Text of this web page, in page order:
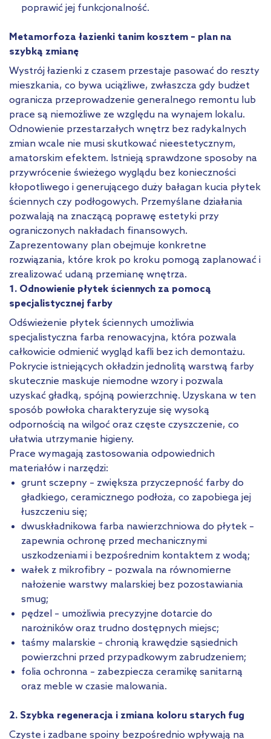
poprawić jej funkcjonalność.
Metamorfoza łazienki tanim kosztem – plan na
szybką zmianę
Wystrój łazienki z czasem przestaje pasować do reszty
mieszkania, co bywa uciążliwe, zwłaszcza gdy budżet
ogranicza przeprowadzenie generalnego remontu lub
prace są niemożliwe ze względu na wynajem lokalu.
Odnowienie przestarzałych wnętrz bez radykalnych
zmian wcale nie musi skutkować nieestetycznym,
amatorskim efektem. Istnieją sprawdzone sposoby na
przywrócenie świeżego wyglądu bez konieczności
kłopotliwego i generującego duży bałagan kucia płytek
ściennych czy podłogowych. Przemyślane działania
pozwalają na znaczącą poprawę estetyki przy
ograniczonych nakładach finansowych.
Zaprezentowany plan obejmuje konkretne
rozwiązania, które krok po kroku pomogą zaplanować i
zrealizować udaną przemianę wnętrza.
1. Odnowienie płytek ściennych za pomocą
specjalistycznej farby
Odświeżenie płytek ściennych umożliwia
specjalistyczna farba renowacyjna, która pozwala
całkowicie odmienić wygląd kafli bez ich demontażu.
Pokrycie istniejących okładzin jednolitą warstwą farby
skutecznie maskuje niemodne wzory i pozwala
uzyskać gładką, spójną powierzchnię. Uzyskana w ten
sposób powłoka charakteryzuje się wysoką
odpornością na wilgoć oraz częste czyszczenie, co
ułatwia utrzymanie higieny.
Prace wymagają zastosowania odpowiednich
materiałów i narzędzi:
grunt sczepny – zwiększa przyczepność farby do
gładkiego, ceramicznego podłoża, co zapobiega jej
łuszczeniu się;
dwuskładnikowa farba nawierzchniowa do płytek –
zapewnia ochronę przed mechanicznymi
uszkodzeniami i bezpośrednim kontaktem z wodą;
wałek z mikrofibry – pozwala na równomierne
nałożenie warstwy malarskiej bez pozostawiania
smug;
pędzel – umożliwia precyzyjne dotarcie do
narożników oraz trudno dostępnych miejsc;
taśmy malarskie – chronią krawędzie sąsiednich
powierzchni przed przypadkowym zabrudzeniem;
folia ochronna – zabezpiecza ceramikę sanitarną
oraz meble w czasie malowania.
2. Szybka regeneracja i zmiana koloru starych fug
Czyste i zadbane spoiny bezpośrednio wpływają na